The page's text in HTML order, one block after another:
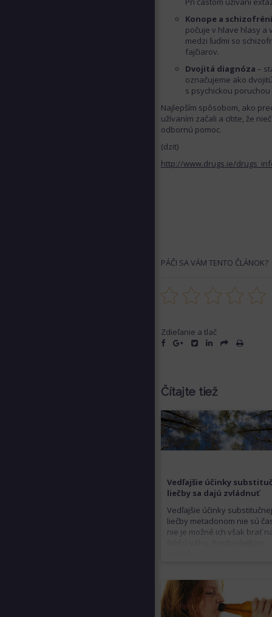
Konope a
počuje v hlave hlasy a
medzi ľuďmi so
fajčiarov.
Dvojitá diagnóza –
označujeme ako
s psychickou
Najlepším spôsobom, ako
užívaním začali a cítite, že
odbornú pomoc.
(dzit)
http://www.drugs.ie/
PÁČI SA VÁM TENTO ČLÁNOK?
Zdieľanie a tlač
Čítajte tiež
Vedľajšie účinky
liečby sa dajú zvládnuť
Vedľajšie účinky
liečby metadonom nie sú
nie je možné ich však brať